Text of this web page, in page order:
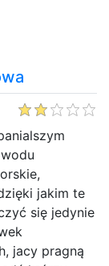
jakim te
się jedynie
jacy pragną